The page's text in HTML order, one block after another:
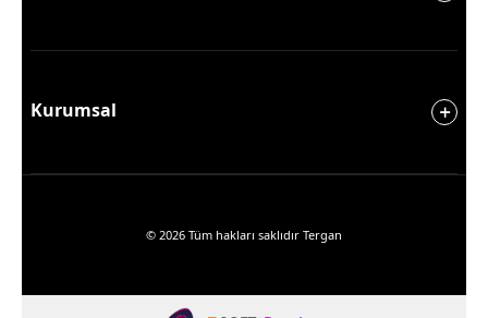
Kurumsal
© 2026 Tüm hakları saklıdır Tergan